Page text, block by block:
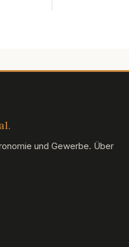
und Gewerbe. Über